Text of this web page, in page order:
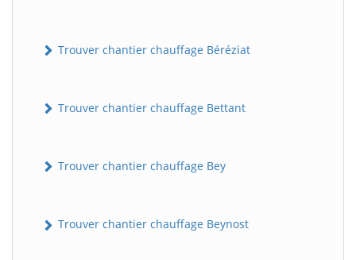
Trouver chantier chauffage Béréziat
Trouver chantier chauffage Bettant
Trouver chantier chauffage Bey
Trouver chantier chauffage Beynost